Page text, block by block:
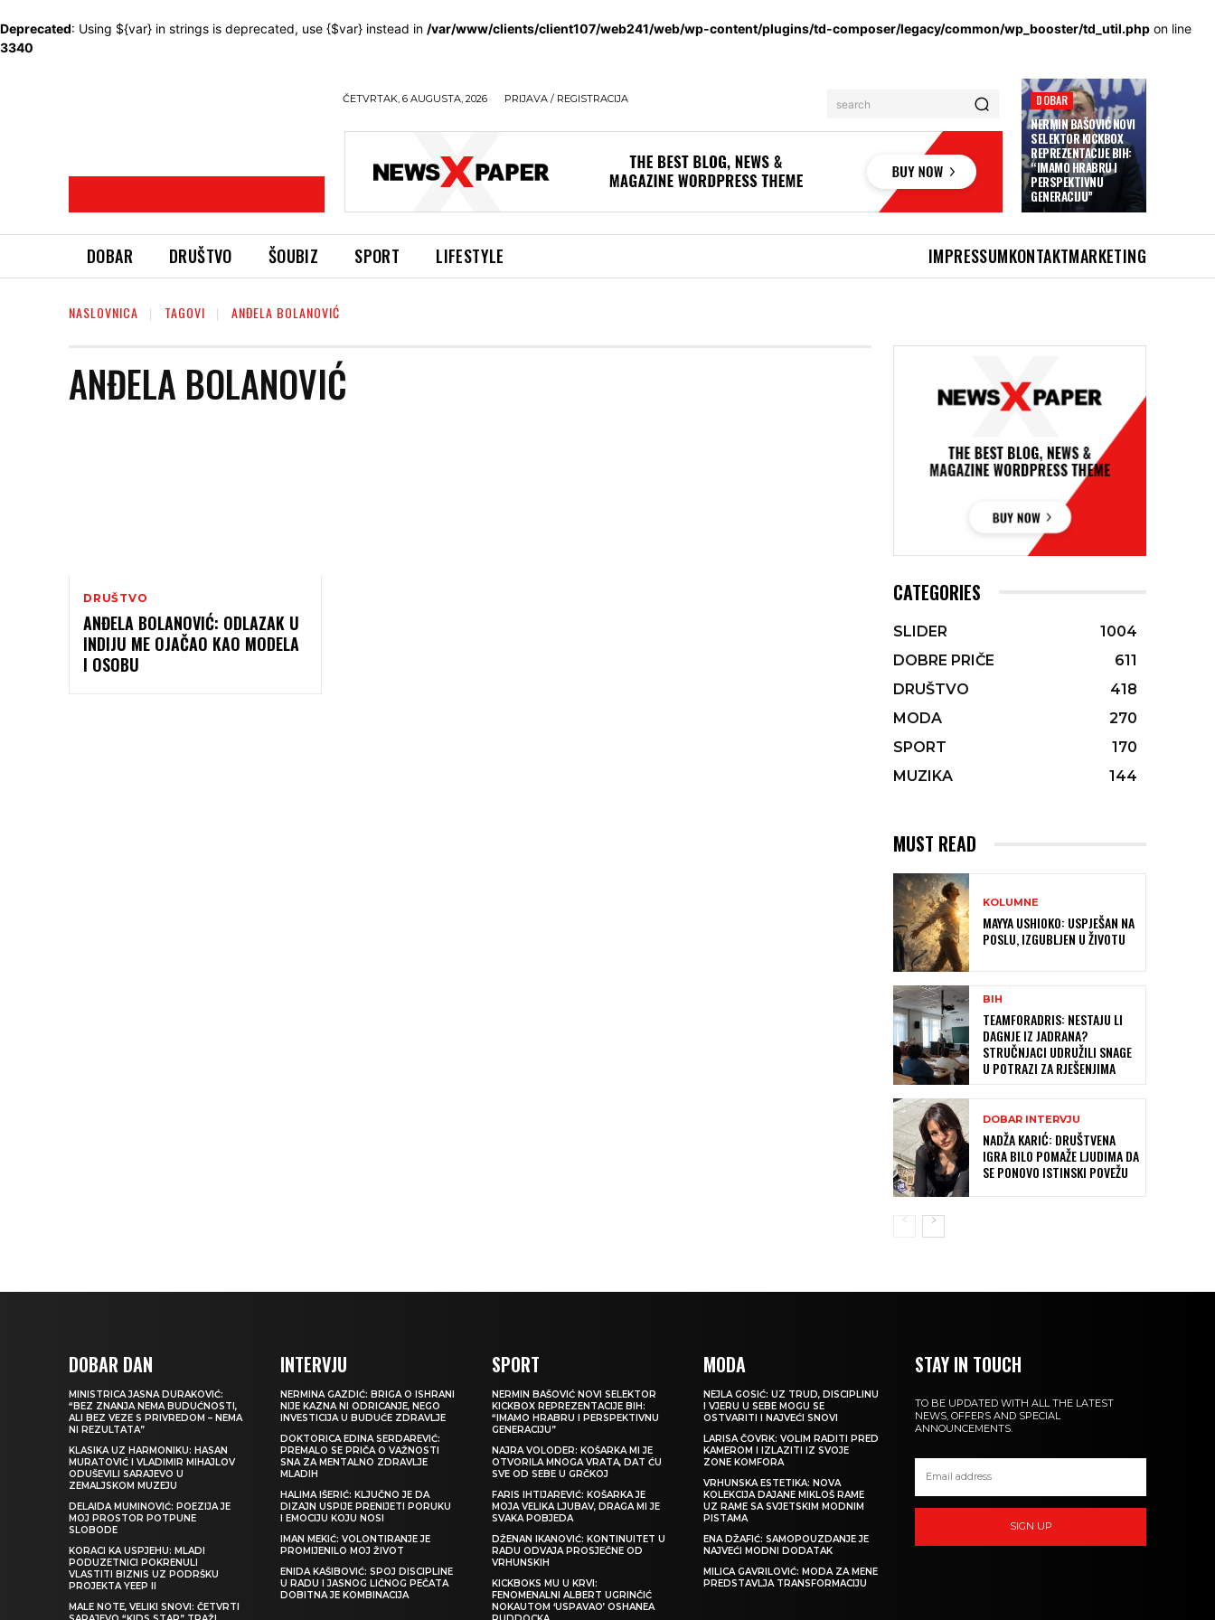
Deprecated: Using ${var} in strings is deprecated, use {$var} instead in /var/www/clients/client107/web241/web/wp-content/plugins/td-composer/legacy/common/wp_booster/td_util.php on line
3340
ČETVRTAK, 6 AUGUSTA, 2026 PRIJAVA / REGISTRACIJA search DOBAR
NERMIN BAŠOVIĆ NOVI
SELEKTOR KICKBOX
REPREZENTACIJE BIH:
“IMAMO HRABRU I
PERSPEKTIVNU
GENERACIJU”
DOBAR DRUŠTVO ŠOUBIZ SPORT LIFESTYLE IMPRESSUMKONTAKTMARKETING
NASLOVNICA TAGOVI ANĐELA BOLANOVIĆ
ANĐELA BOLANOVIĆ
DRUŠTVO
ANĐELA BOLANOVIĆ: ODLAZAK U
INDIJU ME OJAČAO KAO MODELA
I OSOBU
CATEGORIES
SLIDER
1004
DOBRE PRIČE
611
DRUŠTVO
418
MODA
270
SPORT
170
MUZIKA
144
MUST READ
KOLUMNE
MAYYA USHIOKO: USPJEŠAN NA
POSLU, IZGUBLJEN U ŽIVOTU
BIH
TEAMFORADRIS: NESTAJU LI
DAGNJE IZ JADRANA?
STRUČNJACI UDRUŽILI SNAGE
U POTRAZI ZA RJEŠENJIMA
DOBAR INTERVJU
NADŽA KARIĆ: DRUŠTVENA
IGRA BILO POMAŽE LJUDIMA DA
SE PONOVO ISTINSKI POVEŽU
DOBAR DAN
MINISTRICA JASNA DURAKOVIĆ:
“BEZ ZNANJA NEMA BUDUĆNOSTI,
ALI BEZ VEZE S PRIVREDOM – NEMA
NI REZULTATA”
KLASIKA UZ HARMONIKU: HASAN
MURATOVIĆ I VLADIMIR MIHAJLOV
ODUŠEVILI SARAJEVO U
ZEMALJSKOM MUZEJU
DELAIDA MUMINOVIĆ: POEZIJA JE
MOJ PROSTOR POTPUNE
SLOBODE
KORACI KA USPJEHU: MLADI
PODUZETNICI POKRENULI
VLASTITI BIZNIS UZ PODRŠKU
PROJEKTA YEEP II
MALE NOTE, VELIKI SNOVI: ČETVRTI
INTERVJU
NERMINA GAZDIĆ: BRIGA O ISHRANI
NIJE KAZNA NI ODRICANJE, NEGO
INVESTICIJA U BUDUĆE ZDRAVLJE
DOKTORICA EDINA SERDAREVIĆ:
PREMALO SE PRIČA O VAŽNOSTI
SNA ZA MENTALNO ZDRAVLJE
MLADIH
HALIMA IŠERIĆ: KLJUČNO JE DA
DIZAJN USPIJE PRENIJETI PORUKU
I EMOCIJU KOJU NOSI
IMAN MEKIĆ: VOLONTIRANJE JE
PROMIJENILO MOJ ŽIVOT
ENIDA KAŠIBOVIĆ: SPOJ DISCIPLINE
U RADU I JASNOG LIČNOG PEČATA
DOBITNA JE KOMBINACIJA
SPORT
NERMIN BAŠOVIĆ NOVI SELEKTOR
KICKBOX REPREZENTACIJE BIH:
“IMAMO HRABRU I PERSPEKTIVNU
GENERACIJU”
NAJRA VOLODER: KOŠARKA MI JE
OTVORILA MNOGA VRATA, DAT ĆU
SVE OD SEBE U GRČKOJ
FARIS IHTIJAREVIĆ: KOŠARKA JE
MOJA VELIKA LJUBAV, DRAGA MI JE
SVAKA POBJEDA
DŽENAN IKANOVIĆ: KONTINUITET U
RADU ODVAJA PROSJEČNE OD
VRHUNSKIH
KICKBOKS MU U KRVI:
FENOMENALNI ALBERT UGRINČIĆ
NOKAUTOM ‘USPAVAO’ OSHANEA
MODA
NEJLA GOSIĆ: UZ TRUD, DISCIPLINU
I VJERU U SEBE MOGU SE
OSTVARITI I NAJVEĆI SNOVI
LARISA ČOVRK: VOLIM RADITI PRED
KAMEROM I IZLAZITI IZ SVOJE
ZONE KOMFORA
VRHUNSKA ESTETIKA: NOVA
KOLEKCIJA DAJANE MIKLOŠ RAME
UZ RAME SA SVJETSKIM MODNIM
PISTAMA
ENA DŽAFIĆ: SAMOPOUZDANJE JE
NAJVEĆI MODNI DODATAK
MILICA GAVRILOVIĆ: MODA ZA MENE
PREDSTAVLJA TRANSFORMACIJU
STAY IN TOUCH
TO BE UPDATED WITH ALL THE LATEST
NEWS, OFFERS AND SPECIAL
ANNOUNCEMENTS.
SIGN UP